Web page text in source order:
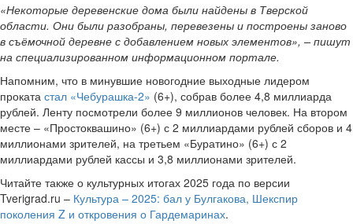
«Некоторые деревенские дома были найдены в Тверской
области. Они были разобраны, перевезены и построены заново
в съёмочной деревне с добавлением новых элементов», – пишут
на специализированном информационном портале.
Напомним, что в минувшие новогодние выходные лидером
проката стал «Чебурашка-2» (6+), собрав более 4,8 миллиарда
рублей. Ленту посмотрели более 9 миллионов человек. На втором
месте – «Простоквашино» (6+) с 2 миллиардами рублей сборов и 4
миллионами зрителей, на третьем «Буратино» (6+) с 2
миллиардами рублей кассы и 3,8 миллионами зрителей.
Читайте также о культурных итогах 2025 года по версии
Tverigrad.ru – Культура – 2025: бал у Булгакова, Шекспир
поколения Z и откровения о Гардемаринах.